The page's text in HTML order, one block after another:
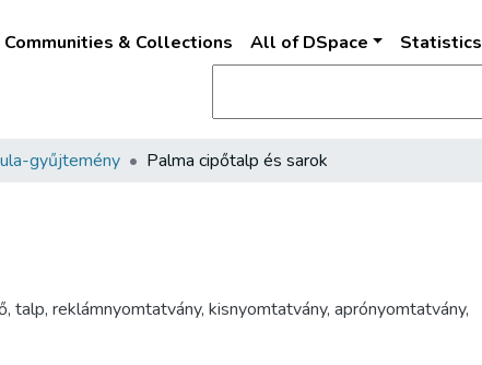
Communities & Collections All of DSpace Statistics
gyűjtemény Palma cipőtalp és sarok
, talp, reklámnyomtatvány, kisnyomtatvány, aprónyomtatvány,